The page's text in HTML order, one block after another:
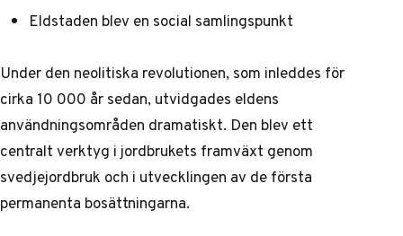
Eldstaden blev en social samlingspunkt
Under den neolitiska revolutionen, som inleddes för
cirka 10 000 år sedan, utvidgades eldens
användningsområden dramatiskt. Den blev ett
centralt verktyg i jordbrukets framväxt genom
svedjejordbruk och i utvecklingen av de första
permanenta bosättningarna.